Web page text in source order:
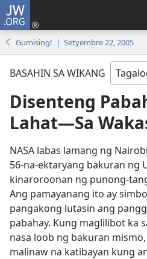
JW.ORG
Gumising! | Setyembre 22, 2005
BASAHIN SA WIKANG
Disenteng
Lahat​—Sa
NASA labas lamang ng
56-na-ektaryang bakuran ng
kinaroroonan ng punong-
Ang pamayanang ito ay
pangakong lutasin ang
pabahay. Kung maglilibot ka
nasa loob ng bakuran
malinaw na katibayan kung